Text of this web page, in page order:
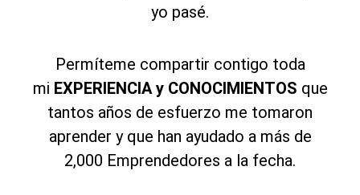
yo pasé.
Permíteme compartir contigo toda
mi EXPERIENCIA y CONOCIMIENTOS que
tantos años de esfuerzo me tomaron
aprender y que han ayudado a más de
2,000 Emprendedores a la fecha.